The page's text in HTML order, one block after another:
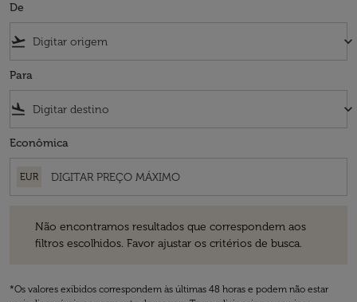
De
flight_takeoff keyboard_arrow_down
Para
flight_land keyboard_arrow_down
Econômica
EUR
Não encontramos resultados que correspondem aos
filtros escolhidos. Favor ajustar os critérios de busca.
*Os valores exibidos correspondem às últimas 48 horas e podem não estar